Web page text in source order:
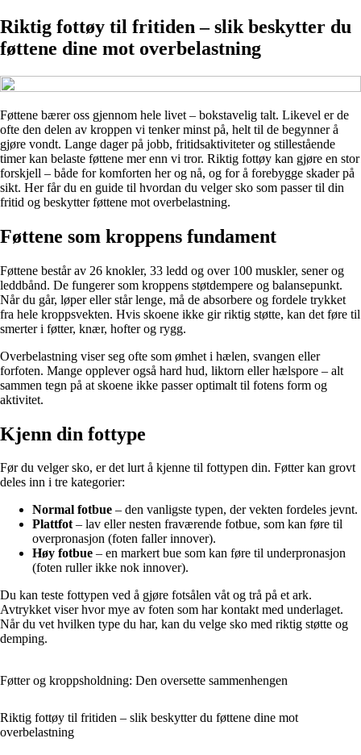
Riktig fottøy til fritiden – slik beskytter du
føttene dine mot overbelastning
Føttene bærer oss gjennom hele livet – bokstavelig talt. Likevel er de
ofte den delen av kroppen vi tenker minst på, helt til de begynner å
gjøre vondt. Lange dager på jobb, fritidsaktiviteter og stillestående
timer kan belaste føttene mer enn vi tror. Riktig fottøy kan gjøre en stor
forskjell – både for komforten her og nå, og for å forebygge skader på
sikt. Her får du en guide til hvordan du velger sko som passer til din
fritid og beskytter føttene mot overbelastning.
Føttene som kroppens fundament
Føttene består av 26 knokler, 33 ledd og over 100 muskler, sener og
leddbånd. De fungerer som kroppens støtdempere og balansepunkt.
Når du går, løper eller står lenge, må de absorbere og fordele trykket
fra hele kroppsvekten. Hvis skoene ikke gir riktig støtte, kan det føre til
smerter i føtter, knær, hofter og rygg.
Overbelastning viser seg ofte som ømhet i hælen, svangen eller
forfoten. Mange opplever også hard hud, liktorn eller hælspore – alt
sammen tegn på at skoene ikke passer optimalt til fotens form og
aktivitet.
Kjenn din fottype
Før du velger sko, er det lurt å kjenne til fottypen din. Føtter kan grovt
deles inn i tre kategorier:
Normal fotbue – den vanligste typen, der vekten fordeles jevnt.
Plattfot– lav eller nesten fraværende fotbue, som kan føre til
overpronasjon (foten faller innover).
Høy fotbue – en markert bue som kan føre til underpronasjon
(foten ruller ikke nok innover).
Du kan teste fottypen ved å gjøre fotsålen våt og trå på et ark.
Avtrykket viser hvor mye av foten som har kontakt med underlaget.
Når du vet hvilken type du har, kan du velge sko med riktig støtte og
demping.
Føtter og kroppsholdning: Den oversette sammenhengen
Riktig fottøy til fritiden – slik beskytter du føttene dine mot
overbelastning